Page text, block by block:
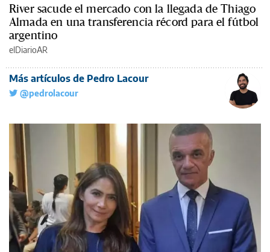
River sacude el mercado con la llegada de Thiago
Almada en una transferencia récord para el fútbol
argentino
elDiarioAR
Más artículos de Pedro Lacour
@pedrolacour